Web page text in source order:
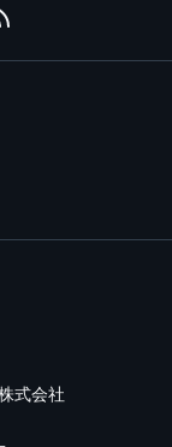
式会社